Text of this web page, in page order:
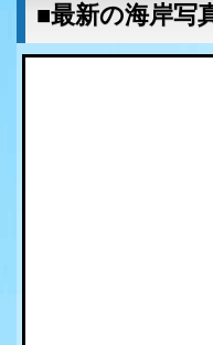
■最新の海岸写